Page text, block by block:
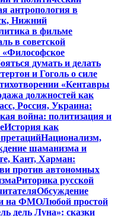
антропология в
Нижний
в фильме
в советской
думать и делать
и Гоголь о силе
«Кентавры
должностей как
Россия, Украина:
война: политизация и
История как
Национализм,
шаманизма и
Кант, Харман:
против автономных
Риторика русской
Обсуждение
на ФМОЛюбой простой
дель Луна»: сказки